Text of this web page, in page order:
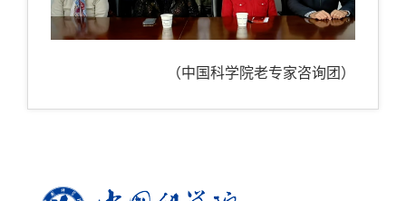
（中国科学院老专家咨询团）